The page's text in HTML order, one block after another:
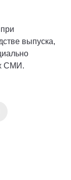
выпуска,
СМИ.